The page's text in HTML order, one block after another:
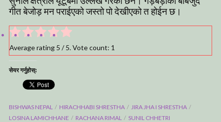
गीत बेजोड़ मन पराईएको जस्तो पो देखीएको त होईन छ।
Average rating 5 / 5. Vote count: 1
सेयर गर्नुहोस्:
BISHWAS NEPAL HIRACHHABI SHRESTHA
JIRA JHA I SHRESTHA
LOSINA LAMICHHANE
RACHANA RIMAL SUNIL CHHETRI